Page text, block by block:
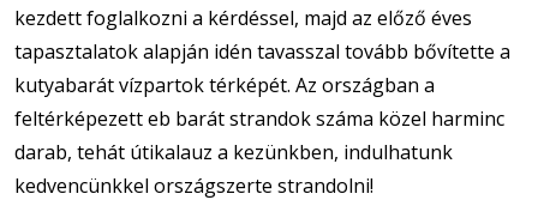
kezdett foglalkozni a kérdéssel, majd az előző éves
tapasztalatok alapján idén tavasszal tovább bővítette a
kutyabarát vízpartok térképét. Az országban a
feltérképezett eb barát strandok száma közel harminc
darab, tehát útikalauz a kezünkben, indulhatunk
kedvencünkkel országszerte strandolni!